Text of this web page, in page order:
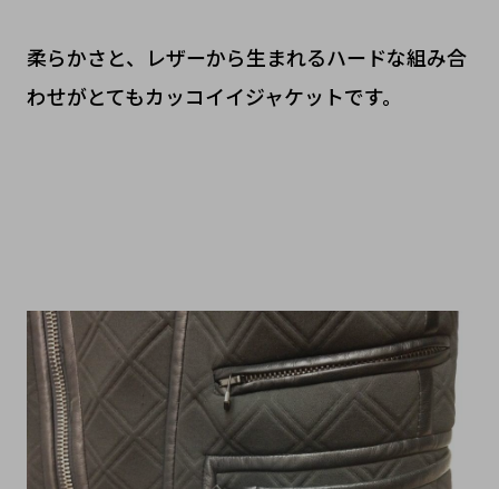
柔らかさと、レザーから生まれるハードな組み合
わせがとてもカッコイイジャケットです。